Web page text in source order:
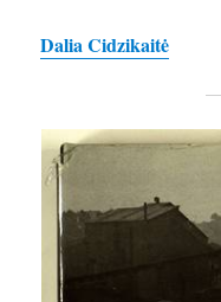
Dalia Cidzikaitė